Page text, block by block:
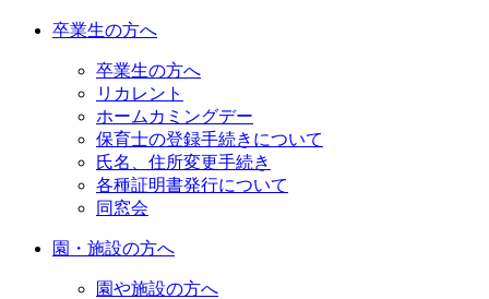
卒業生の方へ
卒業生の方へ
リカレント
ホームカミングデー
保育士の登録手続きについて
氏名、住所変更手続き
各種証明書発行について
同窓会
園・施設の方へ
園や施設の方へ